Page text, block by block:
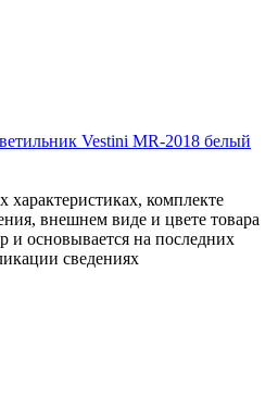
Vestini MR-2018 белый
комплекте
внешнем виде и цвете товара
и основывается на последних
сведениях